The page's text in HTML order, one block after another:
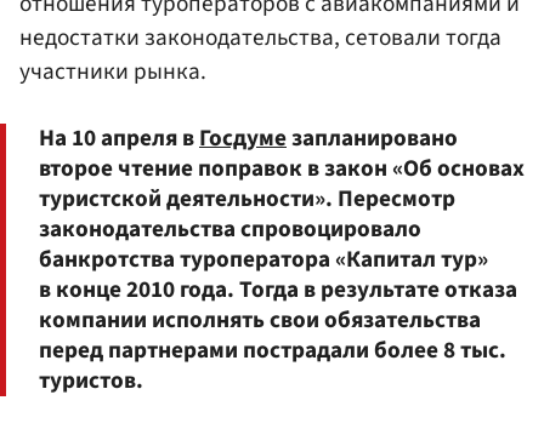
недостатки законодательства, сетовали тогда
участники рынка.
На 10 апреля вГосдумезапланировано
второе чтение поправок в закон «Об основах
туристской деятельности». Пересмотр
законодательства спровоцировало
банкротства туроператора «Капитал тур»
в конце 2010 года. Тогда в результате отказа
компании исполнять свои обязательства
перед партнерами пострадали более 8 тыс.
туристов.